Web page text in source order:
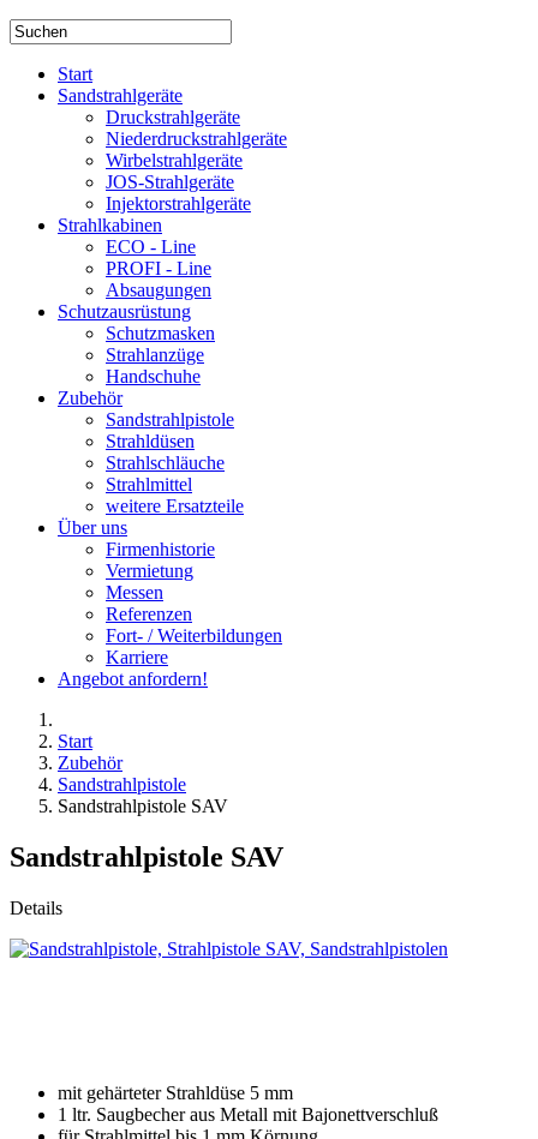
Start
Sandstrahlgeräte
Druckstrahlgeräte
Niederdruckstrahlgeräte
Wirbelstrahlgeräte
JOS-Strahlgeräte
Injektorstrahlgeräte
Strahlkabinen
ECO - Line
PROFI - Line
Absaugungen
Schutzausrüstung
Schutzmasken
Strahlanzüge
Handschuhe
Zubehör
Sandstrahlpistole
Strahldüsen
Strahlschläuche
Strahlmittel
weitere Ersatzteile
Über uns
Firmenhistorie
Vermietung
Messen
Referenzen
Fort- / Weiterbildungen
Karriere
Angebot anfordern!
Start
Zubehör
Sandstrahlpistole
Sandstrahlpistole SAV
Sandstrahlpistole SAV
Details
mit gehärteter Strahldüse 5 mm
1 ltr. Saugbecher aus Metall mit Bajonettverschluß